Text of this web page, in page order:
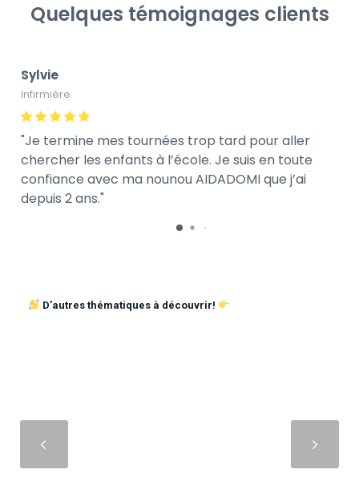
Quelques témoignages clients
Sylvie
Infirmière
Je termine mes tournées trop tard pour aller
chercher les enfants à l’école. Je suis en toute
confiance avec ma nounou AIDADOMI que j’ai
depuis 2 ans.
D’autres thématiques à découvrir!